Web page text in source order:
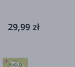
29,99 zł